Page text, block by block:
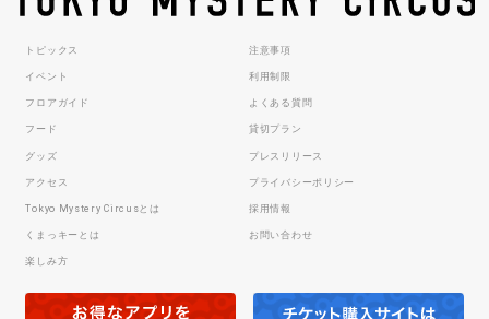
トピックス
イベント
フロアガイド
フード
グッズ
アクセス
Tokyo Mystery Circusとは
くまっキーとは
楽しみ方
注意事項
利用制限
よくある質問
貸切プラン
プレスリリース
プライバシーポリシー
採用情報
お問い合わせ